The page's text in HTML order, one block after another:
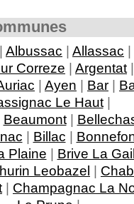
| Albussac | Allassac |
Correze | Argentat
| Ayen | Bar |
Le Haut|
Beaumont|
| Billac |
Plaine | Brive La
Leobazel |
| Champagnac La